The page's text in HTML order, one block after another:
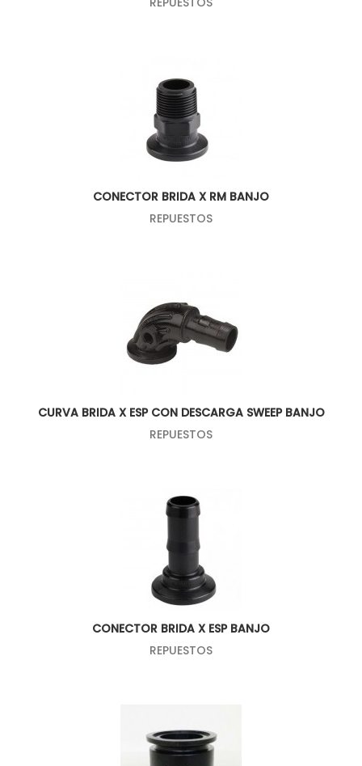
CONECTOR BRIDA X RM BANJO
REPUESTOS
CURVA BRIDA X ESP CON DESCARGA SWEEP BANJO
REPUESTOS
CONECTOR BRIDA X ESP BANJO
REPUESTOS